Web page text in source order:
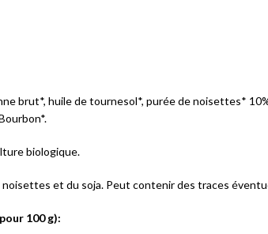
brut*, huile de tournesol*, purée de noisettes*
biologique.
noisettes et du soja. Peut contenir des traces
100 g):